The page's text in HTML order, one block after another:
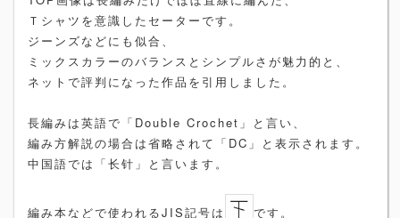
Ｔシャツを意識したセーターです。
ジーンズなどにも似合、
ミックスカラーのバランスとシンプルさが魅力的と、
ネットで評判になった作品を引用しました。
長編みは英語で「Double Crochet」と言い、
編み方解説の場合は省略されて「DC」と表示されます。
中国語では「长针」と言います。
編み本などで使われるJIS記号は です。